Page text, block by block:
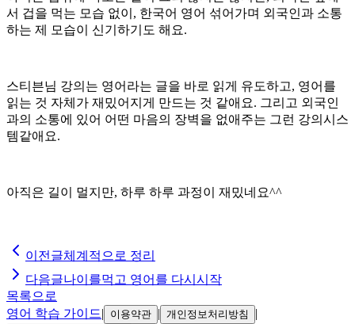
서 겁을 먹는 모습 없이, 한국어 영어 섞어가며 외국인과 소통
하는 제 모습이 신기하기도 해요.
스티븐님 강의는 영어라는 글을 바로 읽게 유도하고, 영어를
읽는 것 자체가 재밌어지게 만드는 것 같애요. 그리고 외국인
과의 소통에 있어 어떤 마음의 장벽을 없애주는 그런 강의시스
템같애요.
아직은 길이 멀지만, 하루 하루 과정이 재밌네요^^
이전글체계적으로 정리
다음글나이를먹고 영어를 다시시작
목록으로
영어 학습 가이드| 이용약관 | 개인정보처리방침 |